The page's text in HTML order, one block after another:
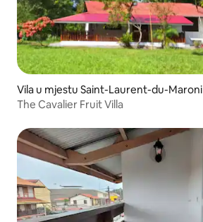
Vila u mjestu Saint-Laurent-du-Maroni
The Cavalier Fruit Villa